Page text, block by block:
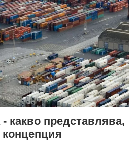
какво представлява,